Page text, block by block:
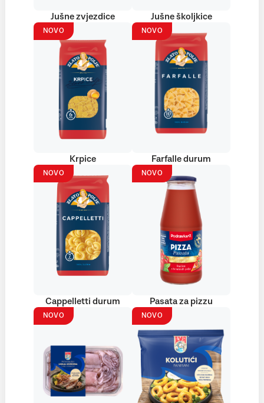
Jušne zvjezdice Jušne školjkice
NOVO
Krpice
NOVO
Farfalle durum
NOVO
Cappelletti durum
NOVO
Pasata za pizzu
NOVO NOVO